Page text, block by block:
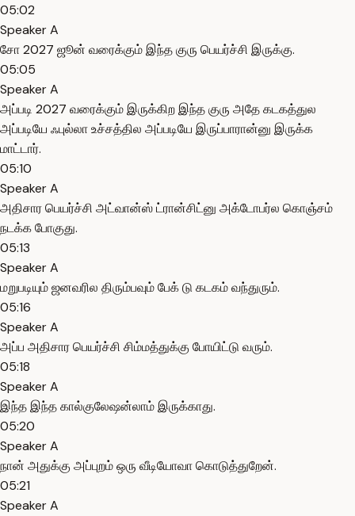
05:02
Speaker A
சோ 2027 ஜூன் வரைக்கும் இந்த குரு பெயர்ச்சி இருக்கு.
05:05
Speaker A
அப்படி 2027 வரைக்கும் இருக்கிற இந்த குரு அதே கடகத்துல
அப்படியே ஃபுல்லா உச்சத்தில அப்படியே இருப்பாரான்னு இருக்க
மாட்டார்.
05:10
Speaker A
அதிசார பெயர்ச்சி அட்வான்ஸ் ட்ரான்சிட்னு அக்டோபர்ல கொஞ்சம்
நடக்க போகுது.
05:13
Speaker A
மறுபடியும் ஜனவரில திரும்பவும் பேக் டு கடகம் வந்துரும்.
05:16
Speaker A
அப்ப அதிசார பெயர்ச்சி சிம்மத்துக்கு போயிட்டு வரும்.
05:18
Speaker A
இந்த இந்த கால்குலேஷன்லாம் இருக்காது.
05:20
Speaker A
நான் அதுக்கு அப்புறம் ஒரு வீடியோவா கொடுத்துறேன்.
05:21
Speaker A